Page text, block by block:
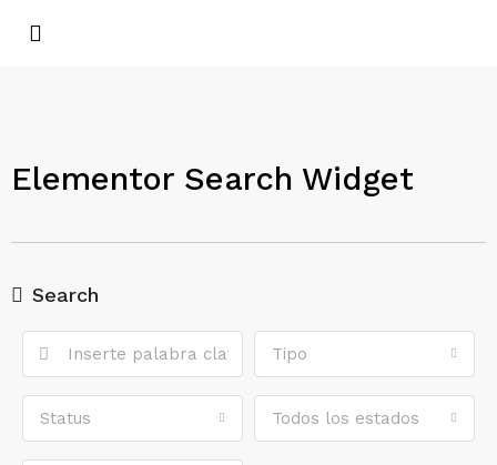
Elementor Search Widget
Search
Tipo
Status Todos los estados